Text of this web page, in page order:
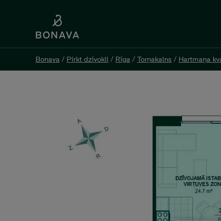
Bonava / Pirkt dzīvokli / Rīga / Torņakalns / Hartmaņa
Bonava / Pirkt dzīvokli / Rīga / Torņakalns / Hartmaņa